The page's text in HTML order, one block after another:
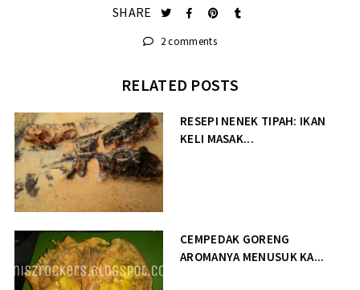
SHARE
2 comments
RELATED POSTS
RESEPI NENEK TIPAH: IKAN
KELI MASAK...
CEMPEDAK GORENG
AROMANYA MENUSUK KA...